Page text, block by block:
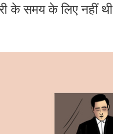
के समय के लिए नहीं थी